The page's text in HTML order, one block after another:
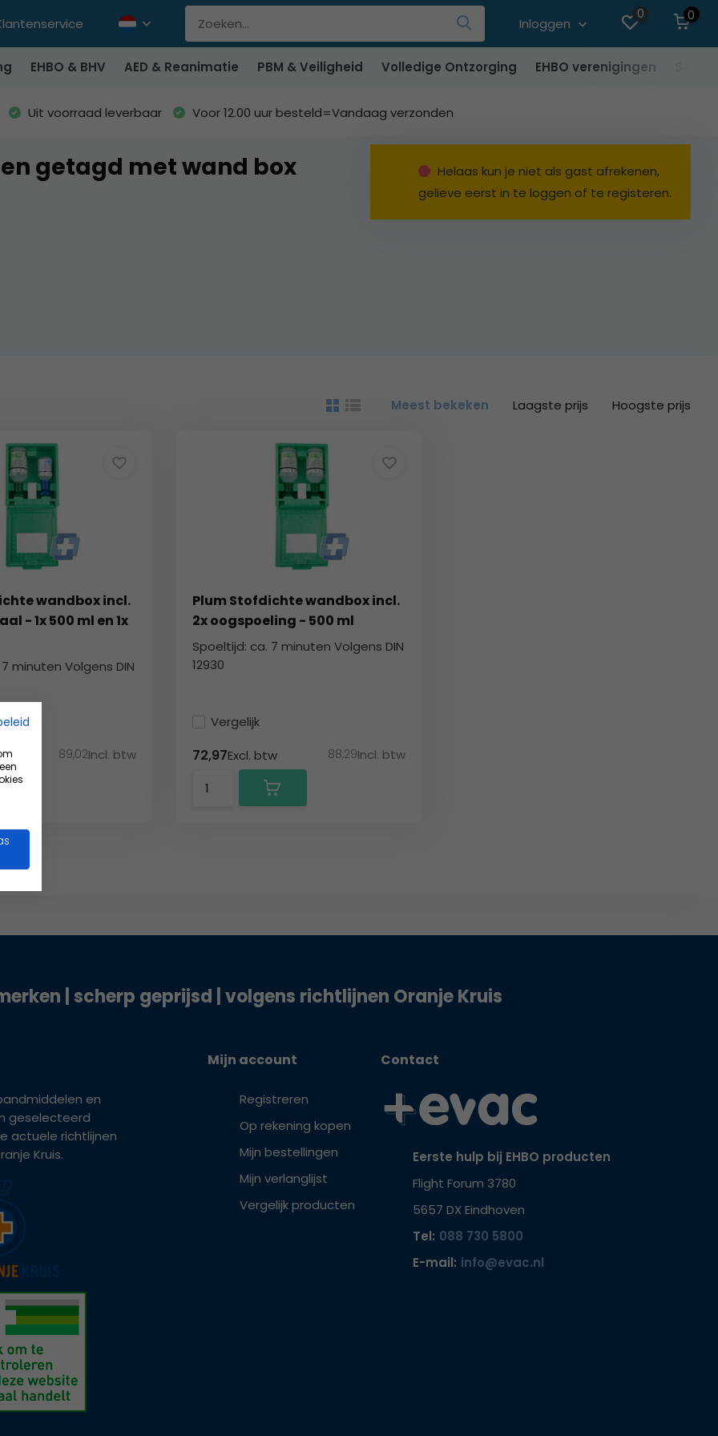
Inloggen
0
0
EHBO & BHV AED & Reanimatie PBM & Veiligheid Volledige Ontzorging EHBO verenigingen
Uit voorraad leverbaar Voor 12.00 uur besteld=Vandaag verzonden
Helaas kun je niet als gast afrekenen,
gelieve eerst in te loggen of te registeren.
getagd met wand box
Meest bekeken Laagste prijs Hoogste prijs
wandbox incl.
- 1x 500 ml en 1x
minuten Volgens DIN
89,02Incl. btw
Plum Stofdichte wandbox incl.
2x oogspoeling - 500 ml
Spoeltijd: ca. 7 minuten Volgens DIN
12930
Vergelijk
72,97Excl. btw 88,29Incl. btw
| scherp geprijsd | volgens richtlijnen Oranje Kruis
en
geselecteerd
actuele richtlijnen
Kruis.
Mijn account
Registreren
Op rekening kopen
Mijn bestellingen
Mijn verlanglijst
Vergelijk producten
Contact
Eerste hulp bij EHBO producten
Flight Forum 3780
5657 DX Eindhoven
Tel: 088 730 5800
E-mail: info@evac.nl